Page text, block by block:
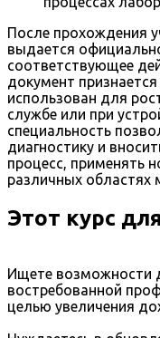
После прохождения
выдается
соответствующее
документ
использован для
службе или при
специальность
диагностику и
процесс, применять
различных областях
Этот курс
Ищете возможности
востребованной
целью увеличения